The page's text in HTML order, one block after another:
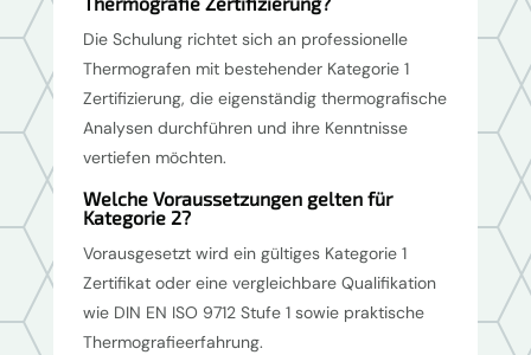
Die Schulung richtet sich an professionelle
Thermografen mit bestehender Kategorie 1
Zertifizierung, die eigenständig thermografische
Analysen durchführen und ihre Kenntnisse
vertiefen möchten.
Welche Voraussetzungen gelten für
Kategorie 2?
Vorausgesetzt wird ein gültiges Kategorie 1
Zertifikat oder eine vergleichbare Qualifikation
wie DIN EN ISO 9712 Stufe 1 sowie praktische
Thermografieerfahrung.